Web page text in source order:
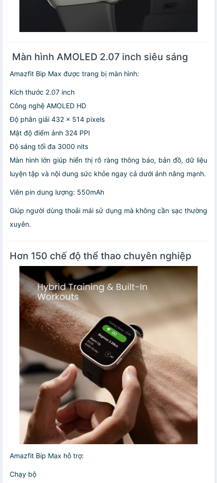
️ Màn hình AMOLED 2.07 inch siêu sáng
Amazfit Bip Max được trang bị màn hình:
Kích thước 2.07 inch
Công nghệ AMOLED HD
Độ phân giải 432 × 514 pixels
Mật độ điểm ảnh 324 PPI
Độ sáng tối đa 3000 nits
Màn hình lớn giúp hiển thị rõ ràng thông báo, bản đồ, dữ liệu
luyện tập và nội dung sức khỏe ngay cả dưới ánh nắng mạnh.
Viên pin dung lượng: 550mAh
Giúp người dùng thoải mái sử dụng mà không cần sạc thường
xuyên.
Hơn 150 chế độ thể thao chuyên nghiệp
Amazfit Bip Max hỗ trợ:
Chạy bộ